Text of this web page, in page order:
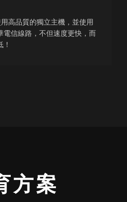
用高品質的獨立主機，並使用
電信線路，不但速度更快，而
！
方案